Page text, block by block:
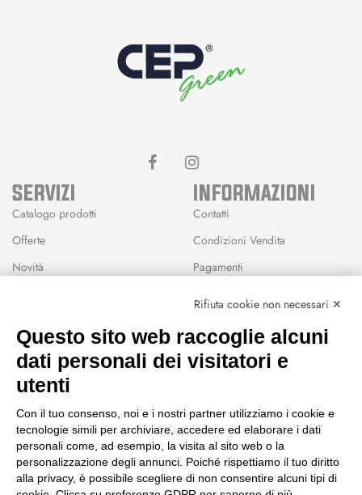
SERVIZI
Catalogo prodotti
Offerte
Novità
Wishlist
INFORMAZIONI
Contatti
Condizioni Vendita
Pagamenti
CEP GREEN
Fanano (MO)
059 8676485
349 9202419
388 8659473
info@cepgreen.com
Rifiuta cookie non necessari ✕
Questo sito web raccoglie alcuni
dati personali dei visitatori e
utenti
Con il tuo consenso, noi e i nostri partner utilizziamo i cookie e
tecnologie simili per archiviare, accedere ed elaborare i dati
personali come, ad esempio, la visita al sito web o la
personalizzazione degli annunci. Poiché rispettiamo il tuo diritto
alla privacy, è possibile scegliere di non consentire alcuni tipi di